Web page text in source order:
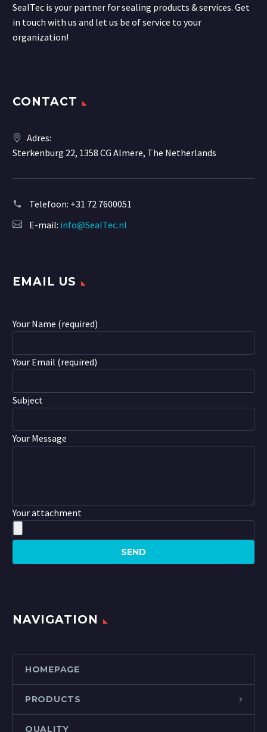
SealTec is your partner for sealing products & services. Get
in touch with us and let us be of service to your
organization!
CONTACT
Adres:
Sterkenburg 22, 1358 CG Almere, The Netherlands
Telefoon: +31 72 7600051
E-mail: info@SealTec.nl
EMAIL US
Your Name (required)
Your Email (required)
Subject
Your Message
Your attachment
NAVIGATION
HOMEPAGE
PRODUCTS
QUALITY